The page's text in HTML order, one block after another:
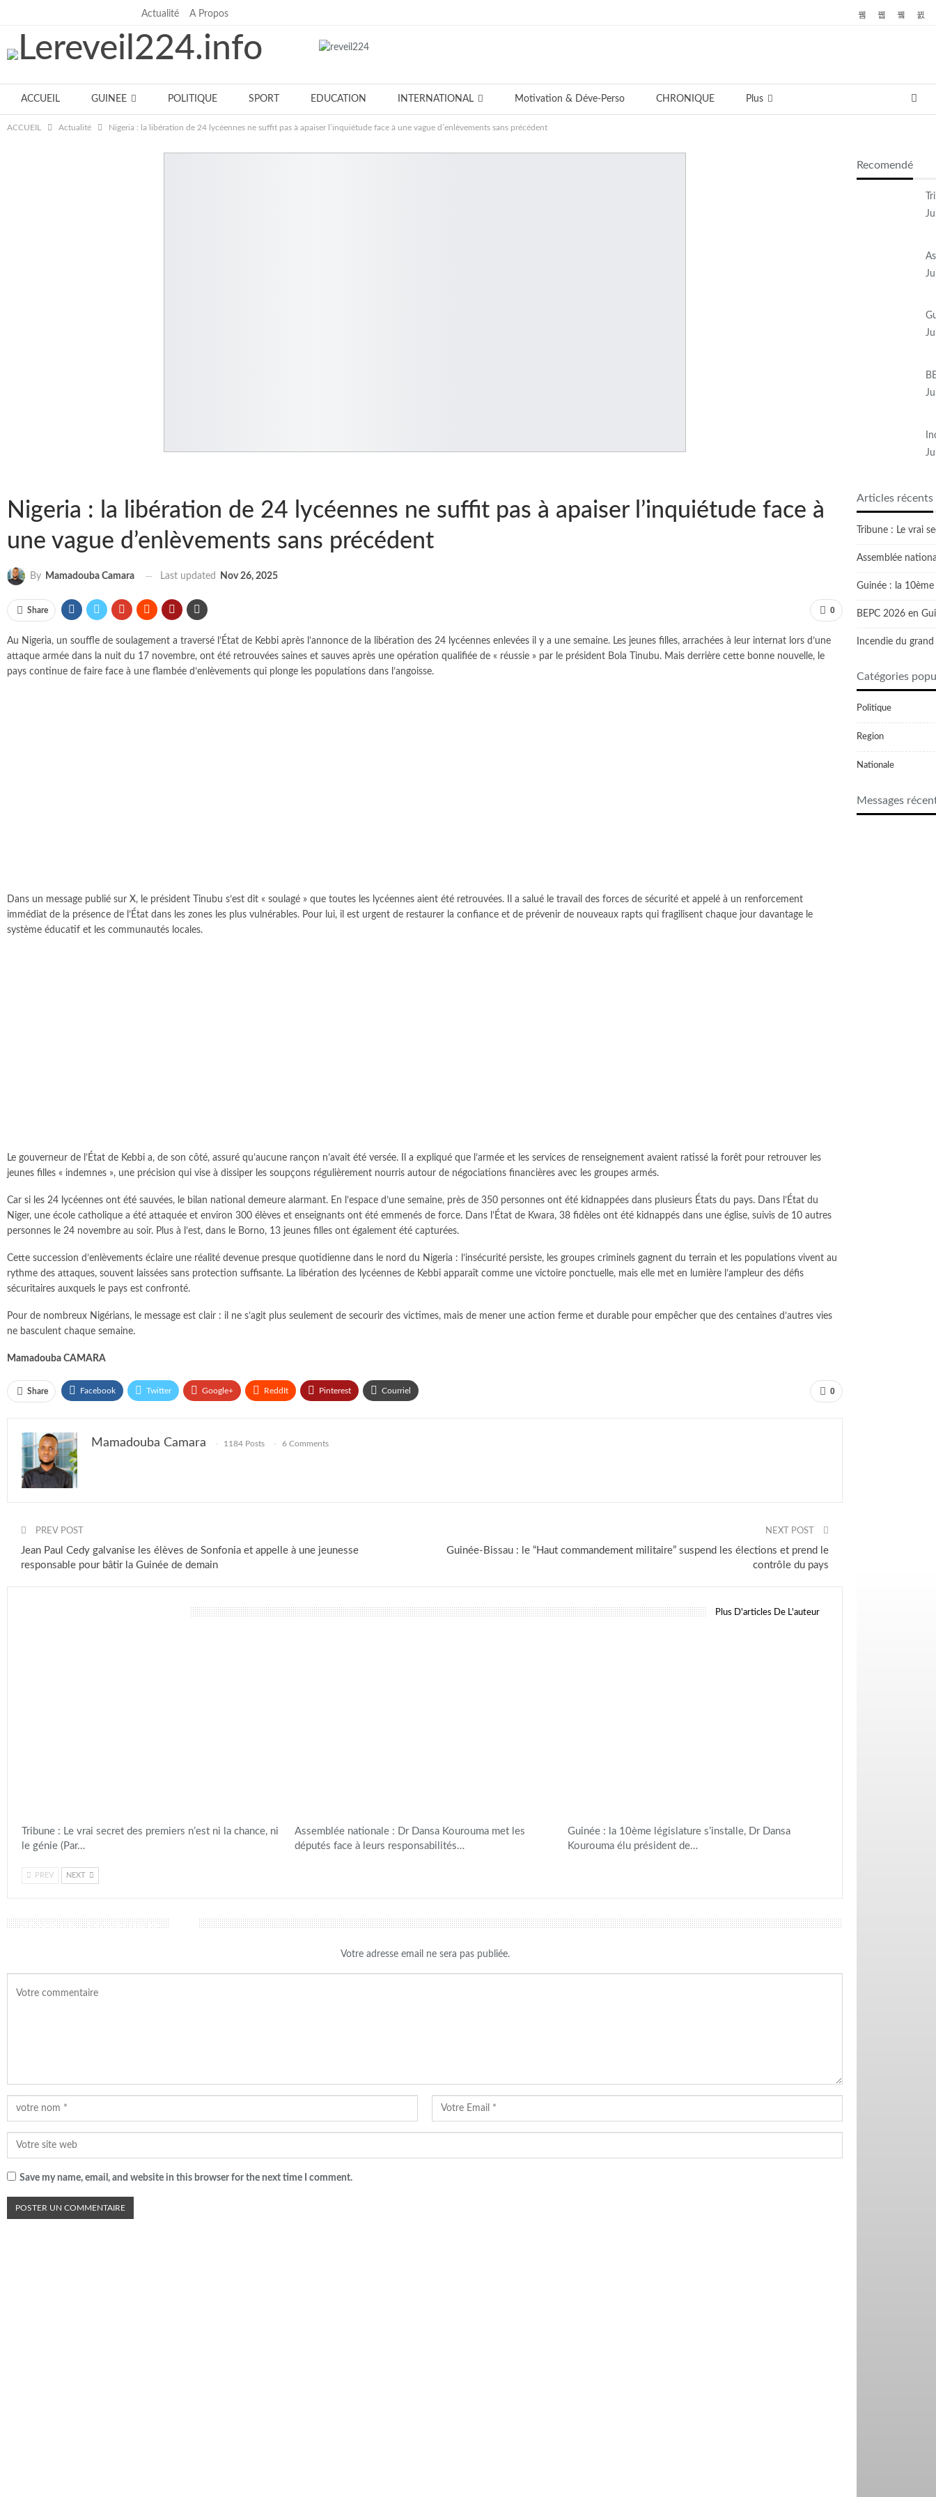
Actualité A Propos
ACCUEIL GUINEE POLITIQUE SPORT EDUCATION INTERNATIONAL Motivation & Déve-Perso CHRONIQUE Plus
ACCUEIL Actualité Nigeria : la libération de 24 lycéennes ne suffit pas à apaiser l’inquiétude face à une vague d’enlèvements sans précédent
Nigeria : la libération de 24 lycéennes ne suffit pas à apaiser l’inquiétude face à
une vague d’enlèvements sans précédent
By Mamadouba Camara Last updated Nov 26, 2025
0
Share
Au Nigeria, un souffle de soulagement a traversé l’État de Kebbi après l’annonce de la libération des 24 lycéennes enlevées il y a une semaine. Les jeunes filles, arrachées à leur internat lors d’une
attaque armée dans la nuit du 17 novembre, ont été retrouvées saines et sauves après une opération qualifiée de « réussie » par le président Bola Tinubu. Mais derrière cette bonne nouvelle, le
pays continue de faire face à une flambée d’enlèvements qui plonge les populations dans l’angoisse.
Dans un message publié sur X, le président Tinubu s’est dit « soulagé » que toutes les lycéennes aient été retrouvées. Il a salué le travail des forces de sécurité et appelé à un renforcement
immédiat de la présence de l’État dans les zones les plus vulnérables. Pour lui, il est urgent de restaurer la confiance et de prévenir de nouveaux rapts qui fragilisent chaque jour davantage le
système éducatif et les communautés locales.
Le gouverneur de l’État de Kebbi a, de son côté, assuré qu’aucune rançon n’avait été versée. Il a expliqué que l’armée et les services de renseignement avaient ratissé la forêt pour retrouver les
jeunes filles « indemnes », une précision qui vise à dissiper les soupçons régulièrement nourris autour de négociations financières avec les groupes armés.
Car si les 24 lycéennes ont été sauvées, le bilan national demeure alarmant. En l’espace d’une semaine, près de 350 personnes ont été kidnappées dans plusieurs États du pays. Dans l’État du
Niger, une école catholique a été attaquée et environ 300 élèves et enseignants ont été emmenés de force. Dans l’État de Kwara, 38 fidèles ont été kidnappés dans une église, suivis de 10 autres
personnes le 24 novembre au soir. Plus à l’est, dans le Borno, 13 jeunes filles ont également été capturées.
Cette succession d’enlèvements éclaire une réalité devenue presque quotidienne dans le nord du Nigeria : l’insécurité persiste, les groupes criminels gagnent du terrain et les populations vivent au
rythme des attaques, souvent laissées sans protection suffisante. La libération des lycéennes de Kebbi apparaît comme une victoire ponctuelle, mais elle met en lumière l’ampleur des défis
sécuritaires auxquels le pays est confronté.
Pour de nombreux Nigérians, le message est clair : il ne s’agit plus seulement de secourir des victimes, mais de mener une action ferme et durable pour empêcher que des centaines d’autres vies
ne basculent chaque semaine.
Mamadouba CAMARA
0
Share Facebook Twitter Google+ ReddIt Pinterest Courriel
Mamadouba Camara 1184 Posts 6 Comments
PREV POST
Jean Paul Cedy galvanise les élèves de Sonfonia et appelle à une jeunesse
responsable pour bâtir la Guinée de demain
NEXT POST
Guinée-Bissau : le “Haut commandement militaire” suspend les élections et prend le
contrôle du pays
Plus D'articles De L'auteur
Tribune : Le vrai secret des premiers n’est ni la chance, ni
le génie (Par…
Assemblée nationale : Dr Dansa Kourouma met les
députés face à leurs responsabilités…
Guinée : la 10ème législature s’installe, Dr Dansa
Kourouma élu président de…
PREV NEXT
LAISSER UN COMMENTAIRE
Votre adresse email ne sera pas publiée.
Save my name, email, and website in this browser for the next time I comment.
Recomendé
Articles récents
Tribune : Le vrai
Assemblée
Guinée : la
BEPC 2026 en
Incendie du
Catégories
Politique
Region
Nationale
Messages